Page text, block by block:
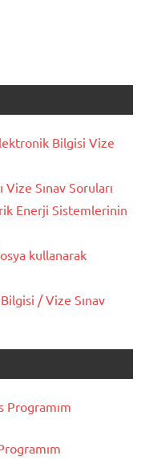
Bilgisi Vize
Sınav Soruları
Enerji Sistemlerinin
kullanarak
/ Vize Sınav
Programım